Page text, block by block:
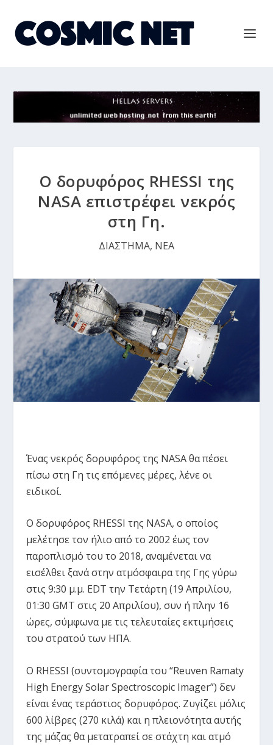
Ο δορυφόρος RHESSI της
NASA επιστρέφει νεκρός
στη Γη.
ΔΙΑΣΤΗΜΑ, ΝΕΑ
Ένας νεκρός δορυφόρος της NASA θα πέσει
πίσω στη Γη τις επόμενες μέρες, λένε οι
ειδικοί.
Ο δορυφόρος RHESSI της NASA, ο οποίος
μελέτησε τον ήλιο από το 2002 έως τον
παροπλισμό του το 2018, αναμένεται να
εισέλθει ξανά στην ατμόσφαιρα της Γης γύρω
στις 9:30 μ.μ. EDT την Τετάρτη (19 Απριλίου,
01:30 GMT στις 20 Απριλίου), συν ή πλην 16
ώρες, σύμφωνα με τις τελευταίες εκτιμήσεις
του στρατού των ΗΠΑ.
Ο RHESSI (συντομογραφία του “Reuven Ramaty
High Energy Solar Spectroscopic Imager”) δεν
είναι ένας τεράστιος δορυφόρος. Ζυγίζει μόλις
600 λίβρες (270 κιλά) και η πλειονότητα αυτής
της μάζας θα μετατραπεί σε στάχτη και ατμό